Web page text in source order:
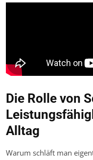
Die Rolle von
Alltag
Warum schläft man